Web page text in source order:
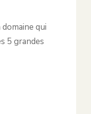
qui
5 grandes